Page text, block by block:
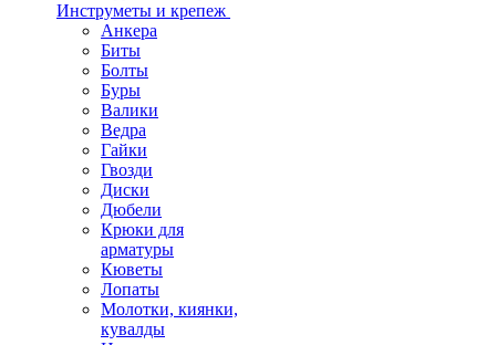
Инструметы и крепеж
Анкера
Биты
Болты
Буры
Валики
Ведра
Гайки
Гвозди
Диски
Дюбели
Крюки для
арматуры
Кюветы
Лопаты
Молотки, киянки,
кувалды